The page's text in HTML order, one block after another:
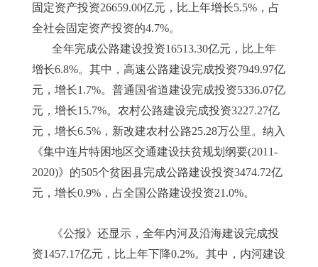
固定资产投资26659.00亿元，比上年增长5.5%，占
全社会固定资产投资的4.7%。
全年完成公路建设投资16513.30亿元，比上年
增长6.8%。其中，高速公路建设完成投资7949.97亿
元，增长1.7%。普通国省道建设完成投资5336.07亿
元，增长15.7%。农村公路建设完成投资3227.27亿
元，增长6.5%，新改建农村公路25.28万公里。纳入
《集中连片特困地区交通建设扶贫规划纲要(2011-
2020)》的505个贫困县完成公路建设投资3474.72亿
元，增长0.9%，占全国公路建设投资21.0%。
《公报》还显示，全年内河及沿海建设完成投
资1457.17亿元，比上年下降0.2%。其中，内河建设